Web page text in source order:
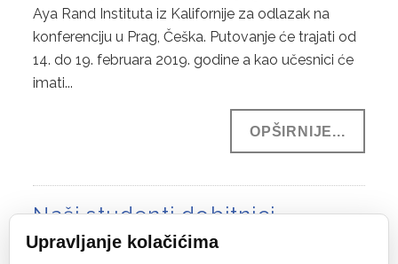
Aya Rand Instituta iz Kalifornije za odlazak na
konferenciju u Prag, Češka. Putovanje će trajati od
14. do 19. februara 2019. godine a kao učesnici će
imati...
OPŠIRNIJE...
Naši studenti dobitnici
stipendije za pohađanje kursa
Upravljanje kolačićima